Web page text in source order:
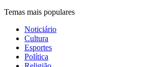
Temas mais populares
Noticiário
Cultura
Esportes
Política